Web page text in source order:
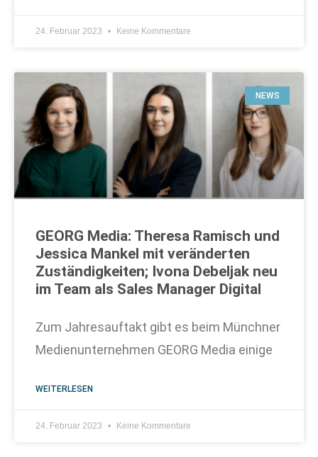
24. Februar 2023 Keine Kommentare
NEWS
GEORG Media: Theresa Ramisch und
Jessica Mankel mit veränderten
Zuständigkeiten; Ivona Debeljak neu
im Team als Sales Manager Digital
Zum Jahresauftakt gibt es beim Münchner
Medienunternehmen GEORG Media einige
WEITERLESEN
24. Februar 2023 Keine Kommentare